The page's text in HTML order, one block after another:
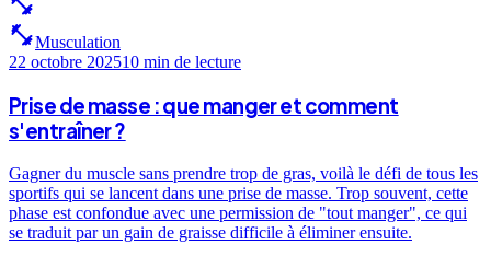
fitness_centerMusculation
22 octobre 202510 min de lecture
Prise de masse : que manger et comment
s'entraîner ?
Gagner du muscle sans prendre trop de gras, voilà le défi de tous les
sportifs qui se lancent dans une prise de masse. Trop souvent, cette
phase est confondue avec une permission de "tout manger", ce qui
se traduit par un gain de graisse difficile à éliminer ensuite.